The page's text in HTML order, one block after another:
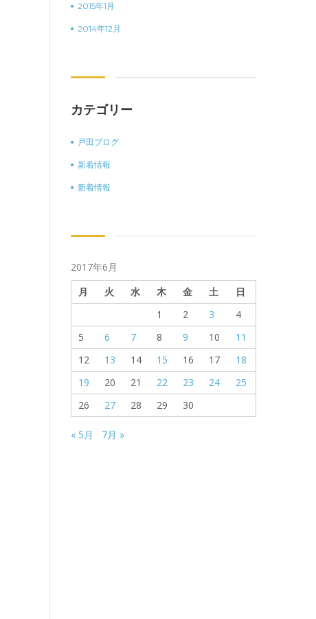
2015年1月
2014年12月
カテゴリー
戸田ブログ
新着情報
新着情報
2017年6月
月
火 水 木 金 土
日
1
2 3
4
5
6 7 8 9 10
11
12
13 14 15 16 17
18
19
20 21 22 23 24
25
26
27 28 29 30
« 5月 7月 »